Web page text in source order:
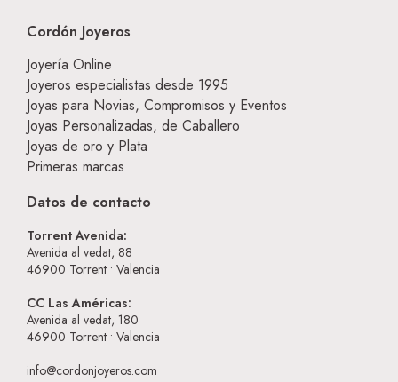
Cordón Joyeros
Joyería Online
Joyeros especialistas desde 1995
Joyas para Novias, Compromisos y Eventos
Joyas Personalizadas, de Caballero
Joyas de oro y Plata
Primeras marcas
Datos de contacto
Torrent Avenida:
Avenida al vedat, 88
46900 Torrent • Valencia
CC Las Américas:
Avenida al vedat, 180
46900 Torrent • Valencia
info@cordonjoyeros.com